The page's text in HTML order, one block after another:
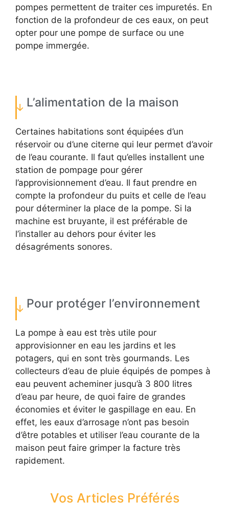
pompes permettent de traiter ces impuretés. En
fonction de la profondeur de ces eaux, on peut
opter pour une pompe de surface ou une
pompe immergée.
L’alimentation de la maison
Certaines habitations sont équipées d’un
réservoir ou d’une citerne qui leur permet d’avoir
de l’eau courante. Il faut qu’elles installent une
station de pompage pour gérer
l’approvisionnement d’eau. Il faut prendre en
compte la profondeur du puits et celle de l’eau
pour déterminer la place de la pompe. Si la
machine est bruyante, il est préférable de
l’installer au dehors pour éviter les
désagréments sonores.
Pour protéger l’environnement
La pompe à eau est très utile pour
approvisionner en eau les jardins et les
potagers, qui en sont très gourmands. Les
collecteurs d’eau de pluie équipés de pompes à
eau peuvent acheminer jusqu’à 3 800 litres
d’eau par heure, de quoi faire de grandes
économies et éviter le gaspillage en eau. En
effet, les eaux d’arrosage n’ont pas besoin
d’être potables et utiliser l’eau courante de la
maison peut faire grimper la facture très
rapidement.
Vos Articles Préférés